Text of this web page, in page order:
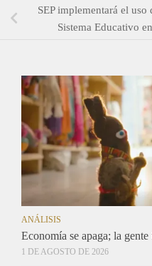
SEP implementará el
Sistema Educativo
ANÁLISIS
Economía se apaga; la
1 DE AGOSTO DE 2026